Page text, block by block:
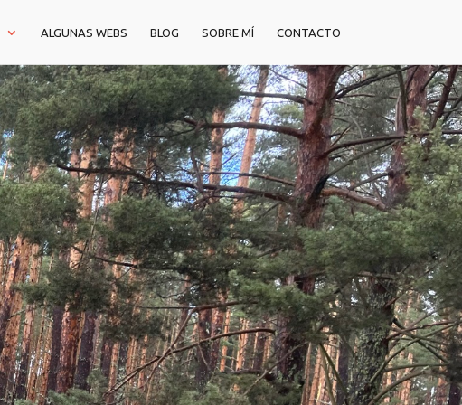
ALGUNAS WEBS BLOG SOBRE MÍ CONTACTO